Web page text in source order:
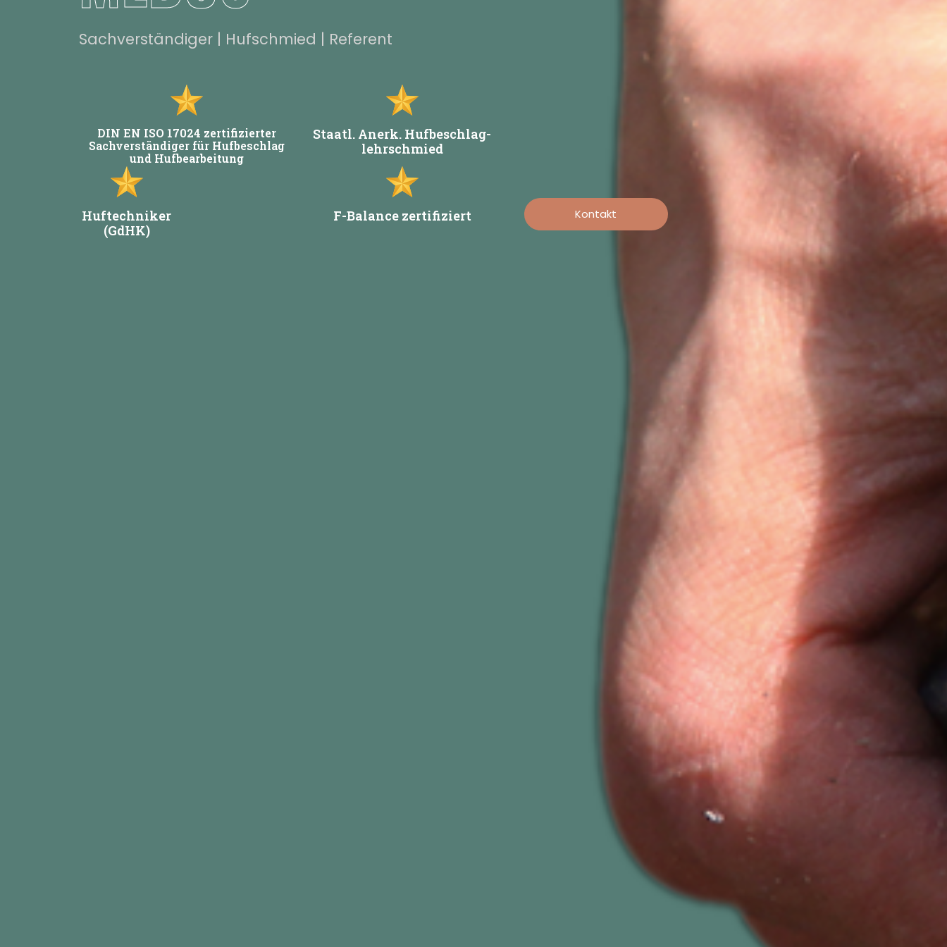
Sachverständiger | Hufschmied | Referent
DIN EN ISO 17024 zertifizierter
Sachverständiger für Hufbeschlag
und Hufbearbeitung
Staatl. Anerk. Hufbeschlag-
lehrschmied
Huftechniker
(GdHK)
F-Balance zertifiziert Kontakt